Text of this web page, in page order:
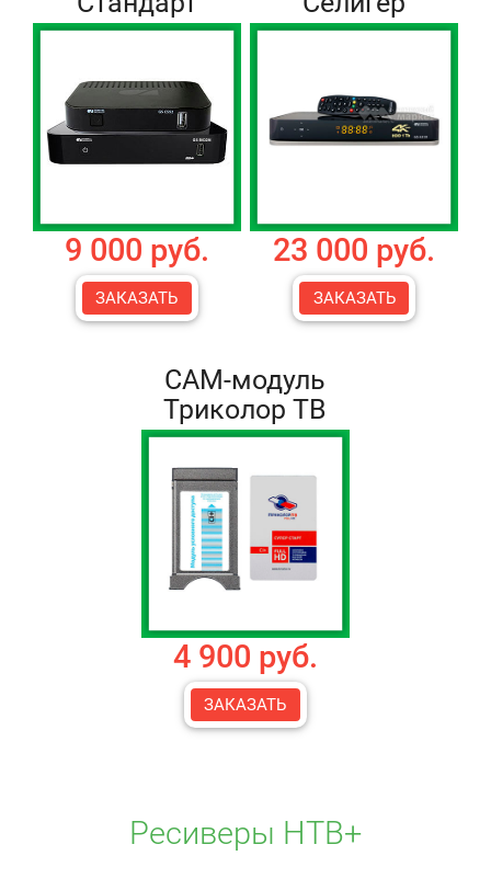
9 000 руб.
ЗАКАЗАТЬ
23 000 руб.
ЗАКАЗАТЬ
CAM-модуль
Триколор ТВ
4 900 руб.
ЗАКАЗАТЬ
Ресиверы НТВ+